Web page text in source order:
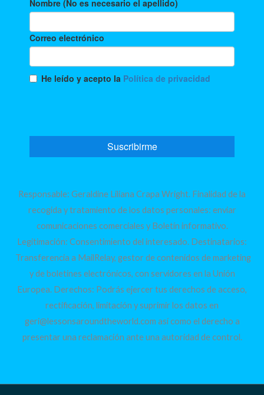
Responsable: Geraldine Liliana Crapa Wright. Finalidad de la
recogida y tratamiento de los datos personales: enviar
comunicaciones comerciales y Boletín informativo.
Legitimación: Consentimiento del interesado. Destinatarios:
Transferencia a MailRelay, gestor de contenidos de marketing
y de boletines electrónicos, con servidores en la Unión
Europea. Derechos: Podrás ejercer tus derechos de acceso,
rectificación, limitación y suprimir los datos en
geri@lessonsaroundtheworld.com así como el derecho a
presentar una reclamación ante una autoridad de control.